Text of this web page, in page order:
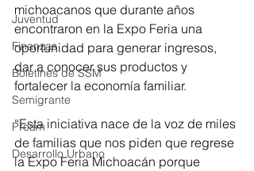
Juventud
Finanzas
Boletines de SSM
Semigrante
Proam
Desarrollo Urbano
michoacanos que durante años
encontraron en la Expo Feria una
oportunidad para generar ingresos,
dar a conocer sus productos y
fortalecer la economía familiar.
“Esta iniciativa nace de la voz de miles
de familias que nos piden que regrese
la Expo Feria Michoacán porque